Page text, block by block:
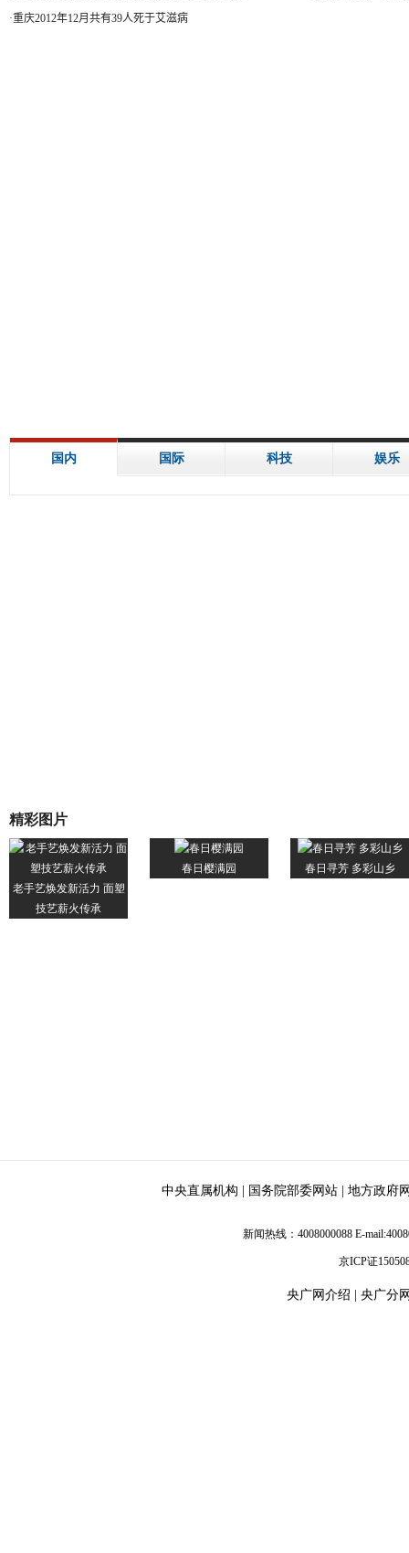
·重庆2012年12月共有39人死于艾滋病